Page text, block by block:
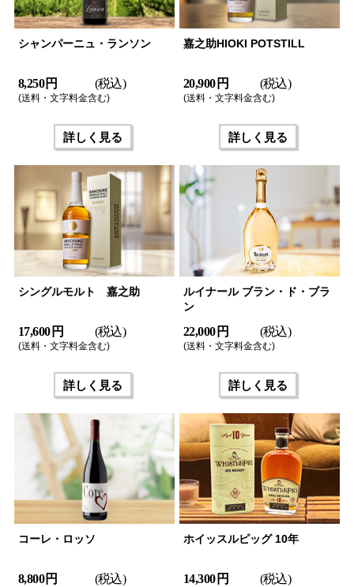
シャンパーニュ・ランソン
8,250 円 (税込)
(送料・文字料金含む)
詳しく見る
嘉之助HIOKI POTSTILL
20,900 円 (税込)
(送料・文字料金含む)
詳しく見る
シングルモルト 嘉之助
17,600 円 (税込)
(送料・文字料金含む)
詳しく見る
ルイナール ブラン・ド・ブラ
ン
22,000 円 (税込)
(送料・文字料金含む)
詳しく見る
コーレ・ロッソ
8,800 円 (税込)
ホイッスルピッグ 10年
14,300 円 (税込)